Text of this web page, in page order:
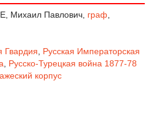
Михаил Павлович, граф
Гвардия
Русская Императорская
Русско-Турецкая война 1877-78
корпус